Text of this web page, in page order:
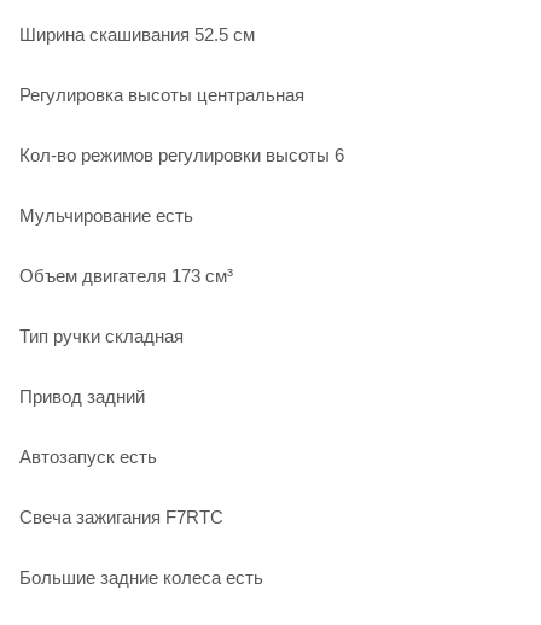
Ширина скашивания 52.5 см
Регулировка высоты центральная
Кол-во режимов регулировки высоты 6
Мульчирование есть
Объем двигателя 173 см³
Тип ручки складная
Привод задний
Автозапуск есть
Свеча зажигания F7RTC
Большие задние колеса есть